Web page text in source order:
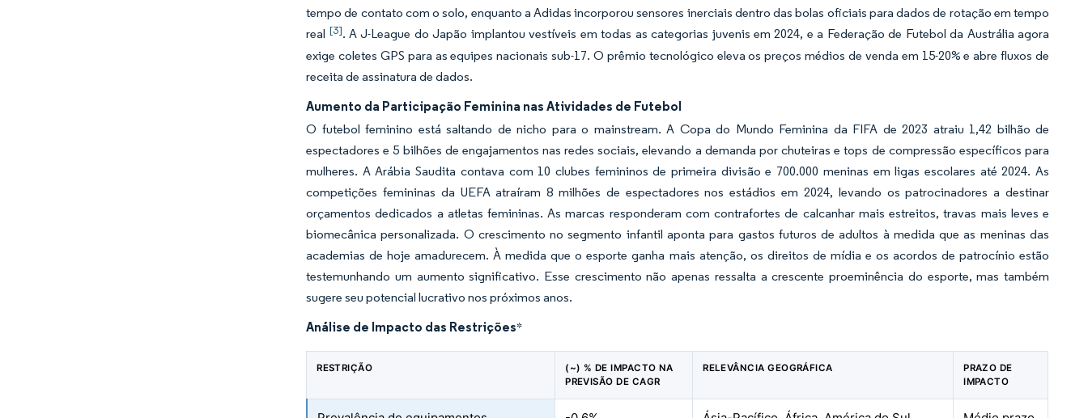
tempo de contato com o solo, enquanto a Adidas incorporou sensores inerciais dentro das bolas oficiais para dados de rotação em tempo
real [3]. A J-League do Japão implantou vestíveis em todas as categorias juvenis em 2024, e a Federação de Futebol da Austrália agora
exige coletes GPS para as equipes nacionais sub-17. O prêmio tecnológico eleva os preços médios de venda em 15-20% e abre fluxos de
receita de assinatura de dados.
Aumento da Participação Feminina nas Atividades de Futebol
O futebol feminino está saltando de nicho para o mainstream. A Copa do Mundo Feminina da FIFA de 2023 atraiu 1,42 bilhão de
espectadores e 5 bilhões de engajamentos nas redes sociais, elevando a demanda por chuteiras e tops de compressão específicos para
mulheres. A Arábia Saudita contava com 10 clubes femininos de primeira divisão e 700.000 meninas em ligas escolares até 2024. As
competições femininas da UEFA atraíram 8 milhões de espectadores nos estádios em 2024, levando os patrocinadores a destinar
orçamentos dedicados a atletas femininas. As marcas responderam com contrafortes de calcanhar mais estreitos, travas mais leves e
biomecânica personalizada. O crescimento no segmento infantil aponta para gastos futuros de adultos à medida que as meninas das
academias de hoje amadurecem. À medida que o esporte ganha mais atenção, os direitos de mídia e os acordos de patrocínio estão
testemunhando um aumento significativo. Esse crescimento não apenas ressalta a crescente proeminência do esporte, mas também
sugere seu potencial lucrativo nos próximos anos.
Análise de Impacto das Restrições*
RESTRIÇÃO
(~) % DE IMPACTO NA
PREVISÃO DE CAGR
RELEVÂNCIA GEOGRÁFICA
PRAZO DE
IMPACTO